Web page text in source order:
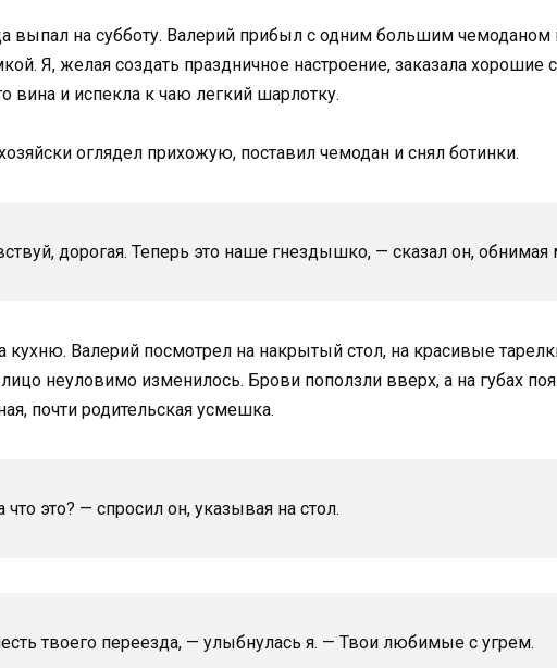
выпал на субботу. Валерий прибыл с одним большим чемоданом
Я, желая создать праздничное настроение, заказала хорошие
вина и испекла к чаю легкий шарлотку.
оглядел прихожую, поставил чемодан и снял ботинки.
дорогая. Теперь это наше гнездышко, — сказал он, обнимая
Валерий посмотрел на накрытый стол, на красивые
неуловимо изменилось. Брови поползли вверх, а на губах
почти родительская усмешка.
что это? — спросил он, указывая на стол.
твоего переезда, — улыбнулась я. — Твои любимые с угрем.